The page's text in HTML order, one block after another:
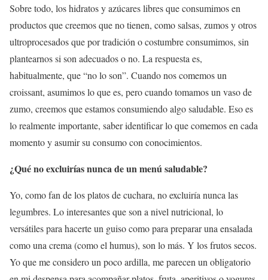
Sobre todo, los hidratos y azúcares libres que consumimos en
productos que creemos que no tienen, como salsas, zumos y otros
ultroprocesados que por tradición o costumbre consumimos, sin
plantearnos si son adecuados o no. La respuesta es,
habitualmente, que “no lo son”. Cuando nos comemos un
croissant, asumimos lo que es, pero cuando tomamos un vaso de
zumo, creemos que estamos consumiendo algo saludable. Eso es
lo realmente importante, saber identificar lo que comemos en cada
momento y asumir su consumo con conocimientos.
¿Qué no excluirías nunca de un menú saludable?
Yo, como fan de los platos de cuchara, no excluiría nunca las
legumbres. Lo interesantes que son a nivel nutricional, lo
versátiles para hacerte un guiso como para preparar una ensalada
como una crema (como el humus), son lo más. Y los frutos secos.
Yo que me considero un poco ardilla, me parecen un obligatorio